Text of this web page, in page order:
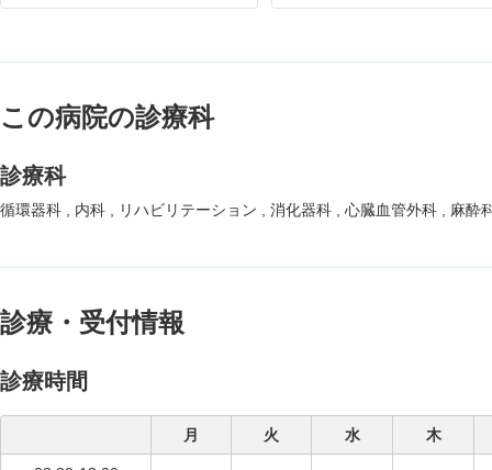
この病院の診療科
診療科
循環器科 内科 リハビリテーション 消化器科 心臓血管外科 麻酔
診療・受付情報
診療時間
月 火 水 木